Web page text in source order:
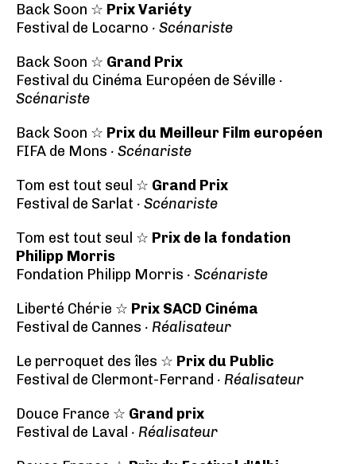
Back Soon ☆ Prix Variéty
Festival de Locarno · Scénariste
Back Soon ☆ Grand Prix
Festival du Cinéma Européen de Séville ·
Scénariste
Back Soon ☆ Prix du Meilleur Film européen
FIFA de Mons · Scénariste
Tom est tout seul ☆ Grand Prix
Festival de Sarlat · Scénariste
Tom est tout seul ☆ Prix de la fondation
Philipp Morris
Fondation Philipp Morris · Scénariste
Liberté Chérie ☆ Prix SACD Cinéma
Festival de Cannes · Réalisateur
Le perroquet des îles ☆ Prix du Public
Festival de Clermont-Ferrand · Réalisateur
Douce France ☆ Grand prix
Festival de Laval · Réalisateur